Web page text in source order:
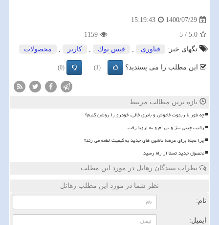
1400/07/29
15:19:43
5.0
/
5
1159
تگهای خبر:
فناوری , فیس بوك , كاربر , محصولات
این مطلب را می پسندید؟ (1)
(0)
تازه ترین مطالب مرتبط
چه طور با ریموت خاموش و باتری خالی، خودرو را روشن کنیم؟
رقیب چینی بنز و بی ام و به اروپا رفت
چرا عجله برای عرضه ماشین های جدید به کیفیت لطمه می زند؟
محصول جدید تسلا از راه رسید
نظرات بینندگان رهاتل در مورد این مطلب
نظر شما در مورد این مطلب رهاتل
نام:
ایمیل: